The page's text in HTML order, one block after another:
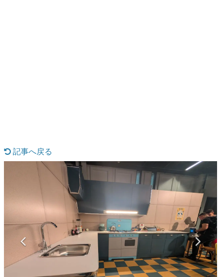
なんでゲームは面白い？
ゲーム開発者・hamatsu氏がゲームの魅力を画面や操作の
具体的な形から解き明かしていく、硬派で骨太な評論連載
ゲームが変えた日本語
「経験値」「裏技」「ラスボス」… ゲームにまつわる言葉
の起源や用法の変遷を、コンピューター文化史研究家・タ
イニーP氏が徹底調査。
記事へ戻る